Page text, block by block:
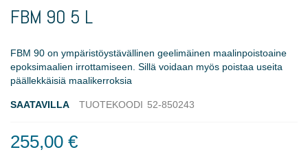
of
the
gallery
FBM 90 5 L
FBM 90 on ympäristöystävällinen geelimäinen maalinpoistoaine
epoksimaalien irrottamiseen. Sillä voidaan myös poistaa useita
päällekkäisiä maalikerroksia
SAATAVILLA TUOTEKOODI 52-850243
255,00 €